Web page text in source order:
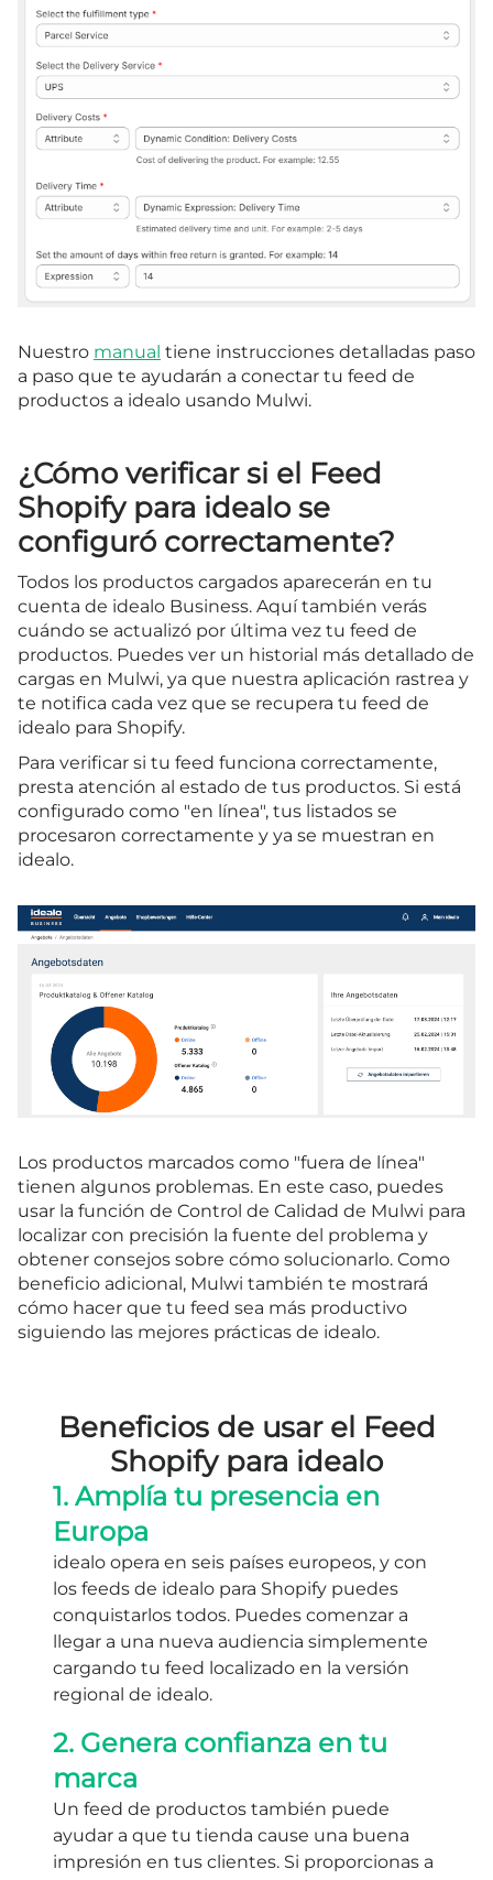
Nuestro manual tiene instrucciones detalladas paso
a paso que te ayudarán a conectar tu feed de
productos a idealo usando Mulwi.
¿Cómo verificar si el Feed
Shopify para idealo se
configuró correctamente?
Todos los productos cargados aparecerán en tu
cuenta de idealo Business. Aquí también verás
cuándo se actualizó por última vez tu feed de
productos. Puedes ver un historial más detallado de
cargas en Mulwi, ya que nuestra aplicación rastrea y
te notifica cada vez que se recupera tu feed de
idealo para Shopify.
Para verificar si tu feed funciona correctamente,
presta atención al estado de tus productos. Si está
configurado como "en línea", tus listados se
procesaron correctamente y ya se muestran en
idealo.
Los productos marcados como "fuera de línea"
tienen algunos problemas. En este caso, puedes
usar la función de Control de Calidad de Mulwi para
localizar con precisión la fuente del problema y
obtener consejos sobre cómo solucionarlo. Como
beneficio adicional, Mulwi también te mostrará
cómo hacer que tu feed sea más productivo
siguiendo las mejores prácticas de idealo.
Beneficios de usar el Feed
Shopify para idealo
1. Amplía tu presencia en
Europa
idealo opera en seis países europeos, y con
los feeds de idealo para Shopify puedes
conquistarlos todos. Puedes comenzar a
llegar a una nueva audiencia simplemente
cargando tu feed localizado en la versión
regional de idealo.
2. Genera confianza en tu
marca
Un feed de productos también puede
ayudar a que tu tienda cause una buena
impresión en tus clientes. Si proporcionas a